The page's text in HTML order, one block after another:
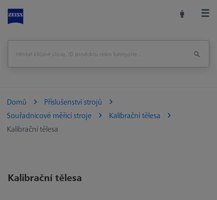
Domů
Příslušenství strojů
Souřadnicové měřicí stroje
Kalibrační tělesa
Kalibrační tělesa
Kalibrační tělesa